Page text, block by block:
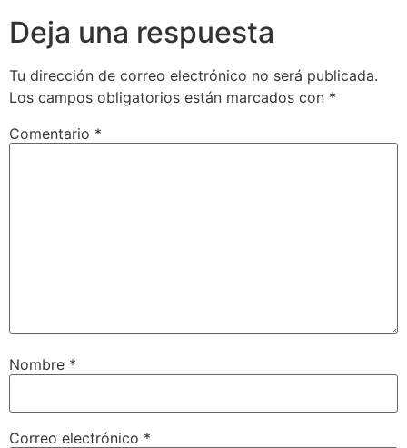
Deja una respuesta
Tu dirección de correo electrónico no será publicada.
Los campos obligatorios están marcados con *
Comentario *
Nombre *
Correo electrónico *